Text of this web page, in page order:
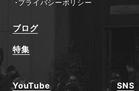
プライバシーポリシー
ブログ
特集
YouTube SNS